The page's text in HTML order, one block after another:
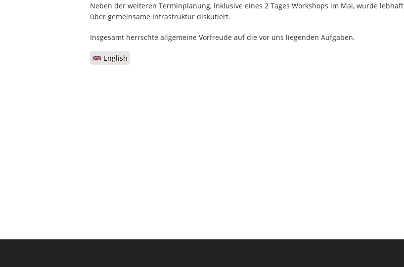
Neben der weiteren Terminplanung, inklusive eines 2 Tages Workshops im Mai, wurde lebhaft
über gemeinsame Infrastruktur diskutiert.
Insgesamt herrschte allgemeine Vorfreude auf die vor uns liegenden Aufgaben.
English